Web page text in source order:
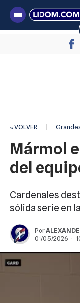
« VOLVER |
Mármol
del
Cardenales
sólida serie en
Por
01/05/2026 ·